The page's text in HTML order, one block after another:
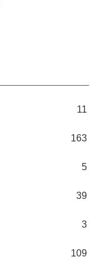
11
163
5
39
3
109